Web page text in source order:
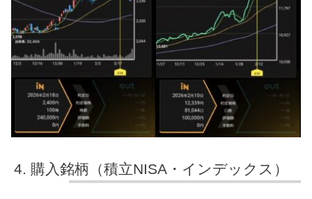
購入銘柄（積立NISA・インデックス）